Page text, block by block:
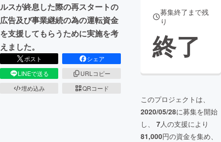
ルスが終息した際の再スタートの
広告及び事業継続の為の運転資金
を支援してもらうために実施を考
えました。
ポスト
シェア
LINEで送る
URLコピー
埋め込み
QRコード
募集終了まで残
り
終了
このプロジェクトは、
2020/05/28に募集を開始
し、 7人の支援により
81,000円の資金を集め、